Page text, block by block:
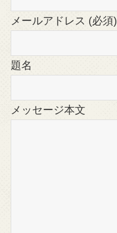
メールアドレス (必須)
題名
メッセージ本文